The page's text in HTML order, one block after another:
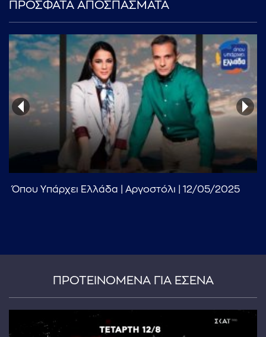
ΠΡΟΣΦΑΤΑ ΑΠΟΣΠΑΣΜΑΤΑ
Όπου Υπάρχει Ελλάδα | Αργοστόλι | 12/05/2025
ΠΡΟΤΕΙΝΟΜΕΝΑ ΓΙΑ ΕΣΕΝΑ